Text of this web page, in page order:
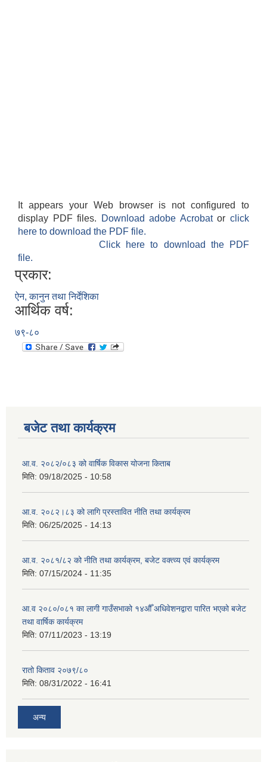
It appears your Web browser is not configured to
display PDF files.
Download adobe Acrobatorclick
here to download the PDF file.
Click here to download the PDF
file.
प्रकार:
ऐन, कानुन तथा निर्देशिका
आर्थिक वर्ष:
७९-८०
बजेट तथा कार्यक्रम
आ.व. २०८२/०८३ को वार्षिक विकास योजना किताब
मिति: 09/18/2025 - 10:58
आ.व. २०८२।८३ को लागि प्रस्तावित नीति तथा कार्यक्रम
मिति: 06/25/2025 - 14:13
आ.व. २०८१/८२ को नीति तथा कार्यक्रम, बजेट वक्त्व्य एवं कार्यक्रम
मिति: 07/15/2024 - 11:35
आ.व २०८०/०८१ का लागी गाउँसभाको १४औँ अधिवेशनद्वारा पारित भएको बजेट
तथा वार्षिक कार्यक्रम
मिति: 07/11/2023 - 13:19
रातो किताव २०७९/८०
मिति: 08/31/2022 - 16:41
अन्य